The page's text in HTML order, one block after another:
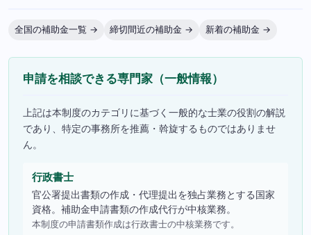
全国の補助金一覧 → 締切間近の補助金 → 新着の補助金 →
申請を相談できる専門家（一般情報）
上記は本制度のカテゴリに基づく一般的な士業の役割の解説
であり、特定の事務所を推薦・斡旋するものではありませ
ん。
行政書士
官公署提出書類の作成・代理提出を独占業務とする国家
資格。補助金申請書類の作成代行が中核業務。
本制度の申請書類作成は行政書士の中核業務です。